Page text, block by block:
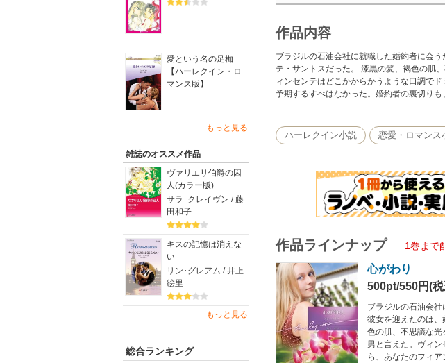
愛という名の足枷
【ハーレクイン・ロ
マンス版】
もっと見る
雑誌のオススメ作品
ヴァリエリ伯爵の囚
人(カラー版)
サラ･クレイヴン / 藤
田和子
キスの記憶は消えな
い
リン･グレアム / 井上
絵里
もっと見る
総合ランキング
作品内容
ブラジルの石油会社に就職した婚約者に会
テ・サントスだった。 漆黒の髪、褐色の肌
ィンセンテはどこかからかうような口調で
予期するすべはなかった。婚約者の裏切りも
ハーレクイン小説 恋愛・ロマンス
作品ラインナップ 1巻まで
心がわり
500pt/550円(
ブラジルの石油会
彼女を迎えたのは
色の肌、不思議な
男と言えた。ヴィ
ら、あなたのフィ